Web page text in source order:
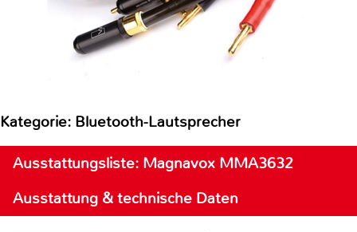
Kategorie: Bluetooth-Lautsprecher
Ausstattungsliste: Magnavox MMA3632
Ausstattung & technische Daten